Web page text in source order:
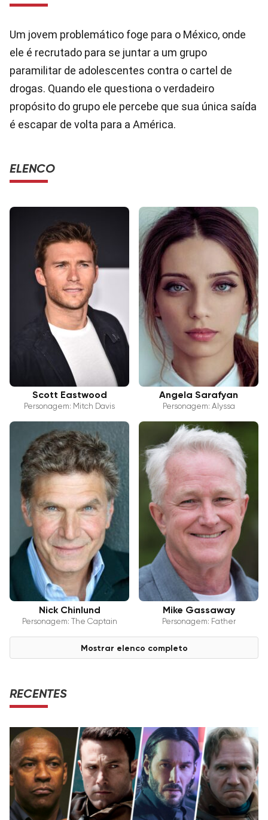
Um jovem problemático foge para o México, onde
ele é recrutado para se juntar a um grupo
paramilitar de adolescentes contra o cartel de
drogas. Quando ele questiona o verdadeiro
propósito do grupo ele percebe que sua única saída
é escapar de volta para a América.
ELENCO
Scott Eastwood
Personagem: Mitch Davis
Angela Sarafyan
Personagem: Alyssa
Nick Chinlund
Personagem: The Captain
Mike Gassaway
Personagem: Father
Mostrar elenco completo
RECENTES